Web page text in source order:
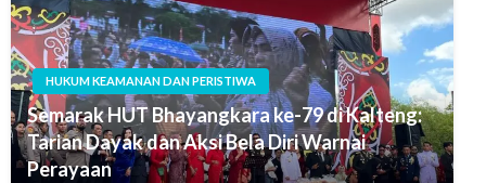
HUKUM KEAMANAN DAN PERISTIWA
Semarak HUT Bhayangkara ke-79 di Kalteng:
Tarian Dayak dan Aksi Bela Diri Warnai
Perayaan